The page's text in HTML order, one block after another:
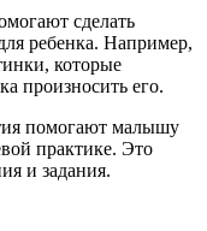
сделать
ребенка. Например,
которые
произносить его.
помогают малышу
практике. Это
и задания.